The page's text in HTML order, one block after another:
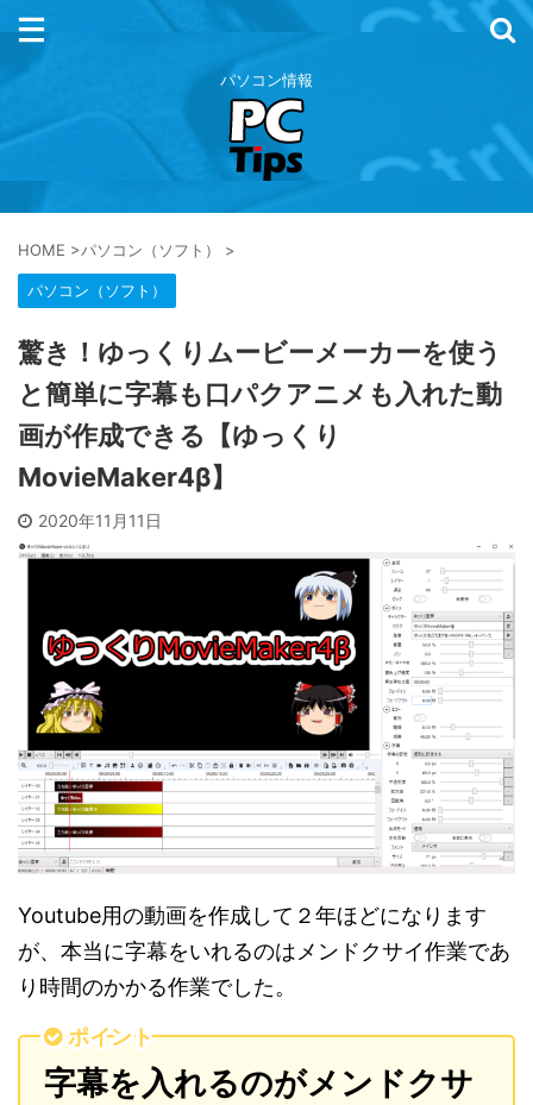
パソコン情報
HOME >パソコン（ソフト） >
パソコン（ソフト）
驚き！ゆっくりムービーメーカーを使う
と簡単に字幕も口パクアニメも入れた動
画が作成できる【ゆっくり
MovieMaker4β】
2020年11月11日
Youtube用の動画を作成して２年ほどになります
が、本当に字幕をいれるのはメンドクサイ作業であ
り時間のかかる作業でした。
ポイント
字幕を入れるのがメンドクサ